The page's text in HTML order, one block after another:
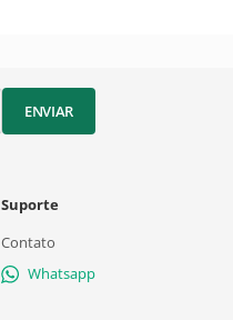
ENVIAR
Suporte
Contato
Whatsapp